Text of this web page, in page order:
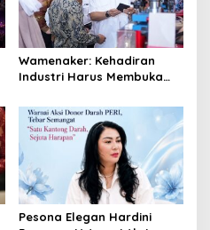
Wamenaker: Kehadiran
Industri Harus Membuka
Warga Sekitar
Pesona Elegan Hardini